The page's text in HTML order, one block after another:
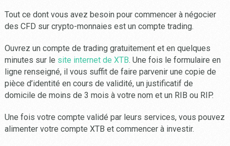
Tout ce dont vous avez besoin pour commencer à négocier
des CFD sur crypto-monnaies est un compte trading.
Ouvrez un compte de trading gratuitement et en quelques
minutes sur le site internet de XTB. Une fois le formulaire en
ligne renseigné, il vous suffit de faire parvenir une copie de
pièce d’identité en cours de validité, un justificatif de
domicile de moins de 3 mois à votre nom et un RIB ou RIP.
Une fois votre compte validé par leurs services, vous pouvez
alimenter votre compte XTB et commencer à investir.